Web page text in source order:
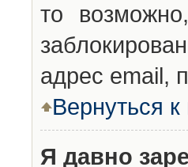
то
адрес email,
Вернуться к
Я давно